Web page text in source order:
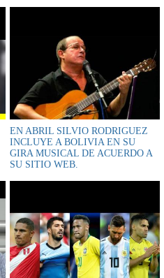
EN ABRIL SILVIO RODRIGUEZ
INCLUYE A BOLIVIA EN SU
GIRA MUSICAL DE ACUERDO A
SU SITIO WEB.